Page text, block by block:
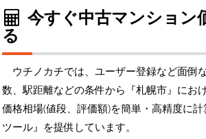
今すぐ中古マンション
る
ウチノカチでは、ユーザー登録など面倒
数、駅距離などの条件から『札幌市』にお
価格相場(値段、評価額)を簡単・高精度に
ツール』を提供しています。